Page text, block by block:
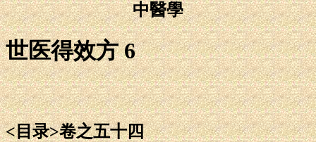
中醫學
世医得效方 6
<目录>卷之五十四